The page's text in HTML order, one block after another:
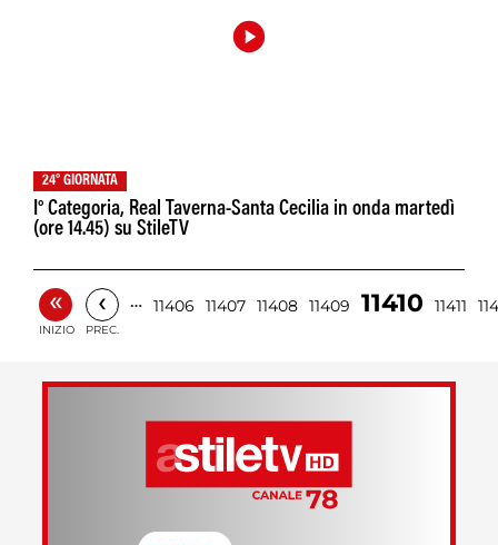
24° GIORNATA
I° Categoria, Real Taverna-Santa Cecilia in onda martedì
(ore 14.45) su StileTV
«
INIZIO
‹
PREC.
… 11406 11407 11408 11409 11410 11411